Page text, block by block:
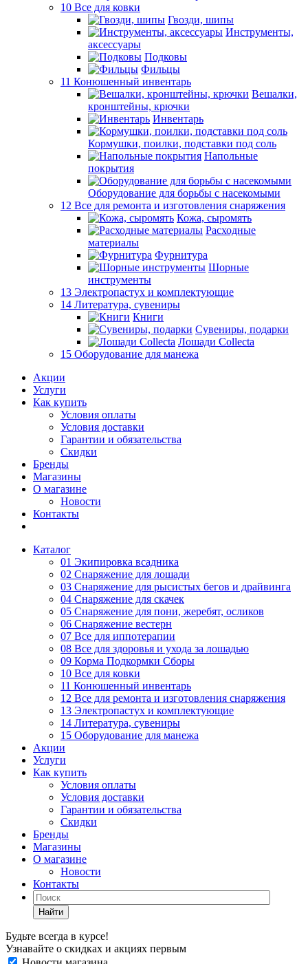
10 Все для ковки
Гвозди, шипы
Инструменты,
аксессуары
Подковы
Фильцы
11 Конюшенный инвентарь
Вешалки,
кронштейны, крючки
Инвентарь
Кормушки, поилки, подставки под соль
Напольные
покрытия
Оборудование для борьбы с насекомыми
12 Все для ремонта и изготовления снаряжения
Кожа, сыромять
Расходные
материалы
Фурнитура
Шорные
инструменты
13 Электропастух и комплектующие
14 Литература, сувениры
Книги
Сувениры, подарки
Лошади Collecta
15 Оборудование для манежа
Акции
Услуги
Как купить
Условия оплаты
Условия доставки
Гарантии и обязательства
Скидки
Бренды
Магазины
О магазине
Новости
Контакты
Каталог
01 Экипировка всадника
02 Снаряжение для лошади
03 Снаряжение для рысистых бегов и драйвинга
04 Снаряжение для скачек
05 Снаряжение для пони, жеребят, осликов
06 Снаряжение вестерн
07 Все для иппотерапии
08 Все для здоровья и ухода за лошадью
09 Корма Подкормки Сборы
10 Все для ковки
11 Конюшенный инвентарь
12 Все для ремонта и изготовления снаряжения
13 Электропастух и комплектующие
14 Литература, сувениры
15 Оборудование для манежа
Акции
Услуги
Как купить
Условия оплаты
Условия доставки
Гарантии и обязательства
Скидки
Бренды
Магазины
О магазине
Новости
Контакты
Найти
Будьте всегда в курсе!
Узнавайте о скидках и акциях первым